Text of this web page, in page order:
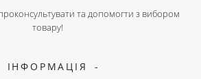
та допомогти з вибором
товару!
ІНФОРМАЦІЯ